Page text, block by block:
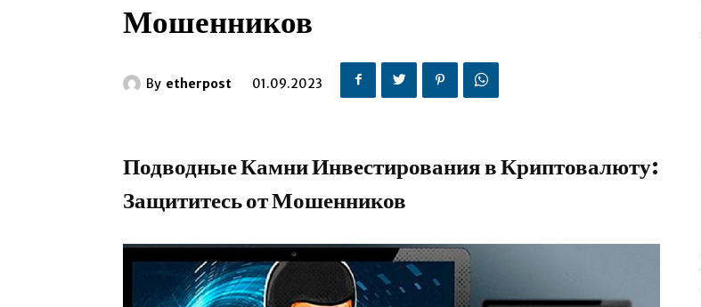
Мошенников
By etherpost 01.09.2023
Подводные Камни Инвестирования в Криптовалюту:
Защититесь от Мошенников